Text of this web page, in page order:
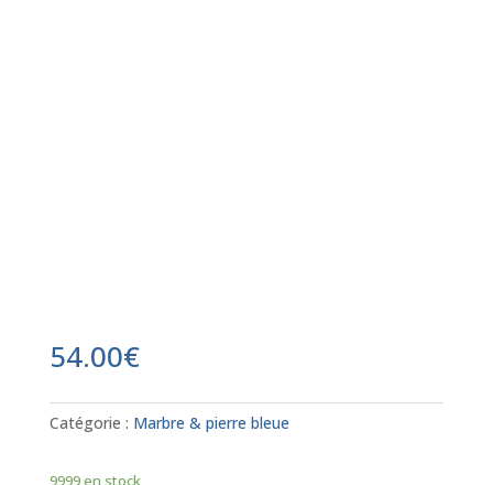
54.00€
Catégorie : Marbre & pierre bleue
9999 en stock